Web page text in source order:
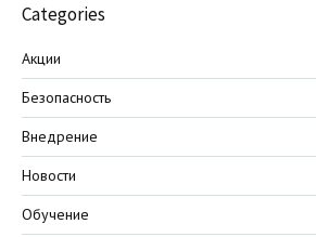
Categories
Акции
Безопасность
Внедрение
Новости
Обучение